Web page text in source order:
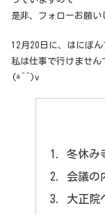
是非、フォローお願い
12月20日に、はにぽ
私は仕事で行けません
(*^^)v
冬休み
会議の
大正院